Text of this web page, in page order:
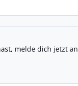
melde dich jetzt an